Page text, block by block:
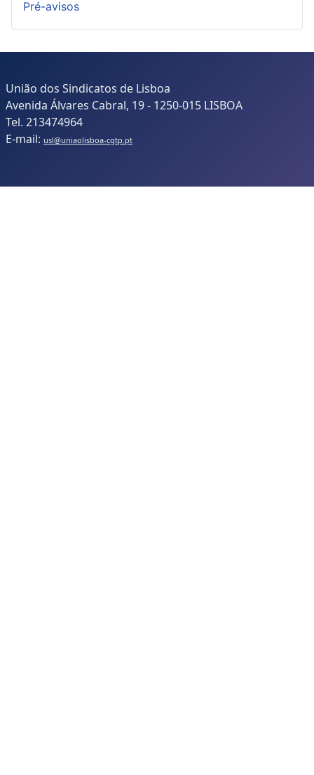
Pré-avisos
União dos Sindicatos de Lisboa
Avenida Álvares Cabral, 19 - 1250-015 LISBOA
Tel. 213474964
E-mail: usl@uniaolisboa-cgtp.pt